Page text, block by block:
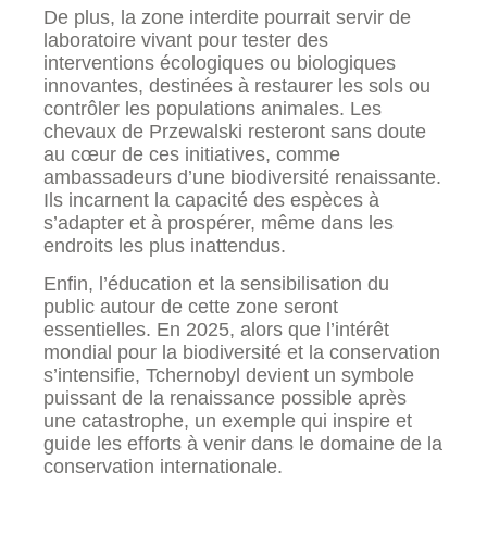
De plus, la zone interdite pourrait servir de
laboratoire vivant pour tester des
interventions écologiques ou biologiques
innovantes, destinées à restaurer les sols ou
contrôler les populations animales. Les
chevaux de Przewalski resteront sans doute
au cœur de ces initiatives, comme
ambassadeurs d’une biodiversité renaissante.
Ils incarnent la capacité des espèces à
s’adapter et à prospérer, même dans les
endroits les plus inattendus.
Enfin, l’éducation et la sensibilisation du
public autour de cette zone seront
essentielles. En 2025, alors que l’intérêt
mondial pour la biodiversité et la conservation
s’intensifie, Tchernobyl devient un symbole
puissant de la renaissance possible après
une catastrophe, un exemple qui inspire et
guide les efforts à venir dans le domaine de la
conservation internationale.